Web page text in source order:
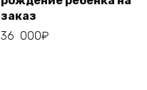
заказ
36 000₽